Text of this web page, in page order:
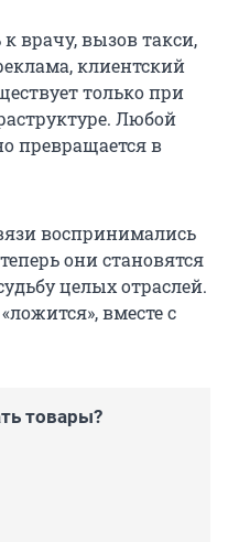
врачу, вызов такси,
клиентский
только при
Любой
превращается в
воспринимались
они становятся
целых отраслей.
вместе с
товары?